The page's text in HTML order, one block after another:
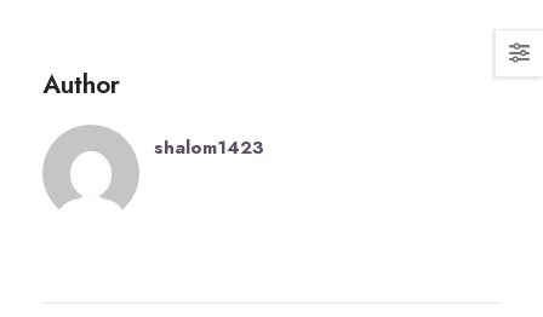
Author
shalom1423